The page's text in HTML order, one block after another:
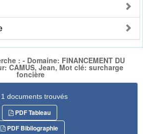
: - Domaine: FINANCEMENT DU
CAMUS, Jean, Mot clé: surcharge
foncière
1 documents trouvés
PDF Tableau
PDF Bibliographie